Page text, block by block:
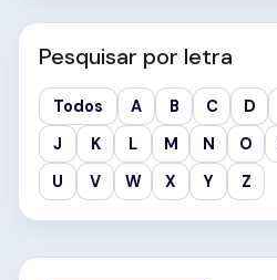
Pesquisar por letra
Todos A B C D
J
K L M N O
U
V W X Y Z